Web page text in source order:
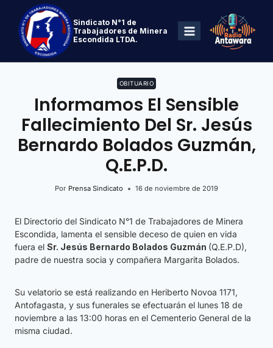
Sindicato N°1 de
Trabajadores de Minera
Escondida LTDA.
OBITUARIO
Informamos El Sensible
Fallecimiento Del Sr. Jesús
Bernardo Bolados Guzmán,
Q.E.P.D.
Por Prensa Sindicato 16 de noviembre de 2019
El Directorio del Sindicato N°1 de Trabajadores de Minera
Escondida, lamenta el sensible deceso de quien en vida
fuera el Sr. Jesús Bernardo Bolados Guzmán (Q.E.P.D),
padre de nuestra socia y compañera Margarita Bolados.
Su velatorio se está realizando en Heriberto Novoa 1171,
Antofagasta, y sus funerales se efectuarán el lunes 18 de
noviembre a las 13:00 horas en el Cementerio General de la
misma ciudad.